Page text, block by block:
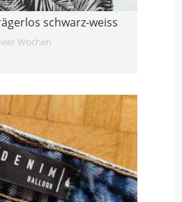
schwarz-weiss
Wochen